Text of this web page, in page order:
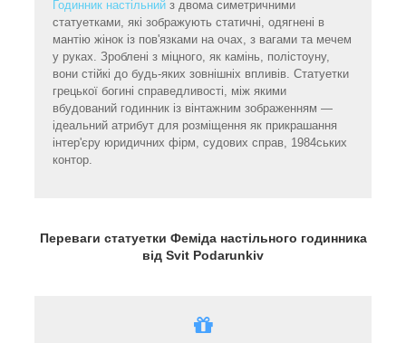
Годинник настільний з двома симетричними
статуетками, які зображують статичні, одягнені в
мантію жінок із пов'язками на очах, з вагами та мечем
у руках. Зроблені з міцного, як камінь, полістоуну,
вони стійкі до будь-яких зовнішніх впливів. Статуетки
грецької богині справедливості, між якими
вбудований годинник із вінтажним зображенням —
ідеальний атрибут для розміщення як прикрашання
інтер'єру юридичних фірм, судових справ, 1984ських
контор.
Переваги статуетки Феміда настільного годинника
від Svit Podarunkiv